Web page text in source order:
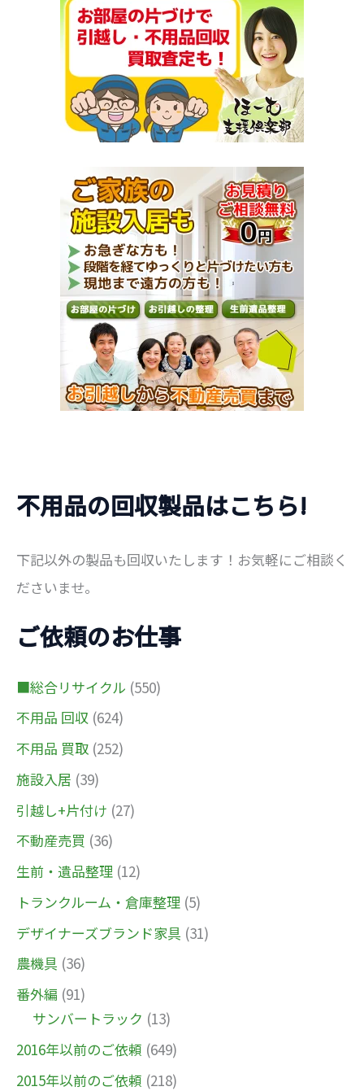
不用品の回収製品はこちら!
下記以外の製品も回収いたします！お気軽にご相談く
ださいませ。
ご依頼のお仕事
■総合リサイクル (550)
不用品 回収 (624)
不用品 買取 (252)
施設入居 (39)
引越し+片付け (27)
不動産売買 (36)
生前・遺品整理 (12)
トランクルーム・倉庫整理 (5)
デザイナーズブランド家具 (31)
農機具 (36)
番外編 (91)
サンバートラック (13)
2016年以前のご依頼 (649)
2015年以前のご依頼 (218)